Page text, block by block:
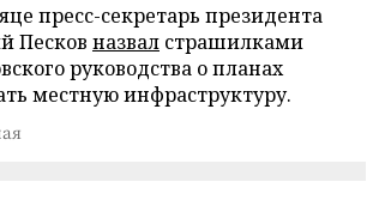
пресс-секретарь президента
Песков назвал страшилками
руководства о планах
местную инфраструктуру.